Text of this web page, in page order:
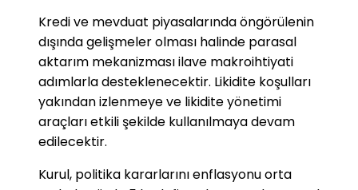
Kredi ve mevduat piyasalarında öngörülenin
dışında gelişmeler olması halinde parasal
aktarım mekanizması ilave makroihtiyati
adımlarla desteklenecektir. Likidite koşulları
yakından izlenmeye ve likidite yönetimi
araçları etkili şekilde kullanılmaya devam
edilecektir.
Kurul, politika kararlarını enflasyonu orta